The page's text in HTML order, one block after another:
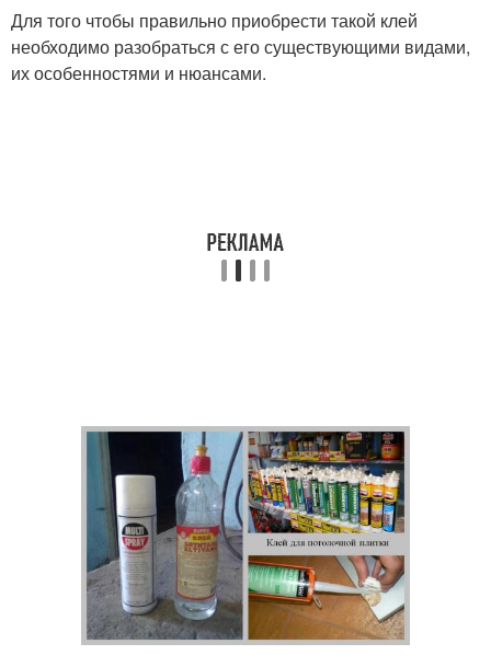
Для того чтобы правильно приобрести такой клей
необходимо разобраться с его существующими видами,
их особенностями и нюансами.